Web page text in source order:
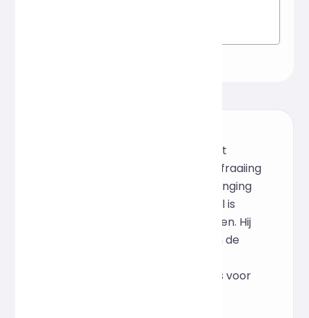
codeformatter gebaseerd op het
Prettier-framework en biedt verfraaiing
met één klik, automatische inspringing
en intelligente typografie. De tool is
installatievrij en direct te gebruiken. Hij
kan de leesbaarheid van SCSS en de
verbeteren, waardoor hij ideaal is voor